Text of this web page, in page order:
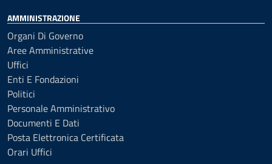
AMMINISTRAZIONE
Organi Di Governo
Aree Amministrative
Uffici
Enti E Fondazioni
Politici
Personale Amministrativo
Documenti E Dati
Posta Elettronica Certificata
Orari Uffici